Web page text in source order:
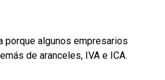
porque algunos empresarios
de aranceles, IVA e ICA.